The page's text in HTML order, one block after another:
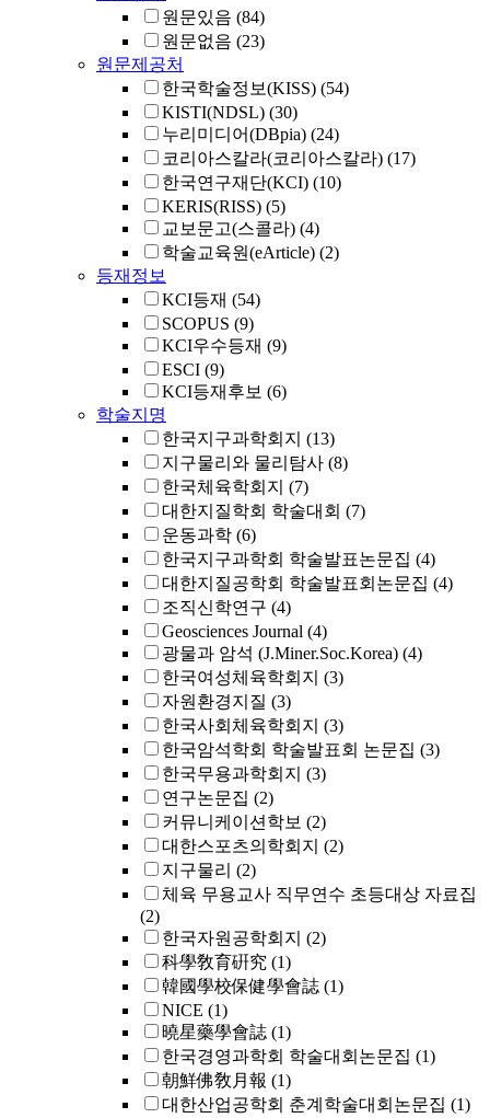
원문있음 (84)
원문없음 (23)
원문제공처
한국학술정보(KISS) (54)
KISTI(NDSL) (30)
누리미디어(DBpia) (24)
코리아스칼라(코리아스칼라) (17)
한국연구재단(KCI) (10)
KERIS(RISS) (5)
교보문고(스콜라) (4)
학술교육원(eArticle) (2)
등재정보
KCI등재 (54)
SCOPUS (9)
KCI우수등재 (9)
ESCI (9)
KCI등재후보 (6)
학술지명
한국지구과학회지 (13)
지구물리와 물리탐사 (8)
한국체육학회지 (7)
대한지질학회 학술대회 (7)
운동과학 (6)
한국지구과학회 학술발표논문집 (4)
대한지질공학회 학술발표회논문집 (4)
조직신학연구 (4)
Geosciences Journal (4)
광물과 암석 (J.Miner.Soc.Korea) (4)
한국여성체육학회지 (3)
자원환경지질 (3)
한국사회체육학회지 (3)
한국암석학회 학술발표회 논문집 (3)
한국무용과학회지 (3)
연구논문집 (2)
커뮤니케이션학보 (2)
대한스포츠의학회지 (2)
지구물리 (2)
체육 무용교사 직무연수 초등대상 자료집
(2)
한국자원공학회지 (2)
科學敎育硏究 (1)
韓國學校保健學會誌 (1)
NICE (1)
曉星藥學會誌 (1)
한국경영과학회 학술대회논문집 (1)
朝鮮佛敎月報 (1)
대한산업공학회 춘계학술대회논문집 (1)